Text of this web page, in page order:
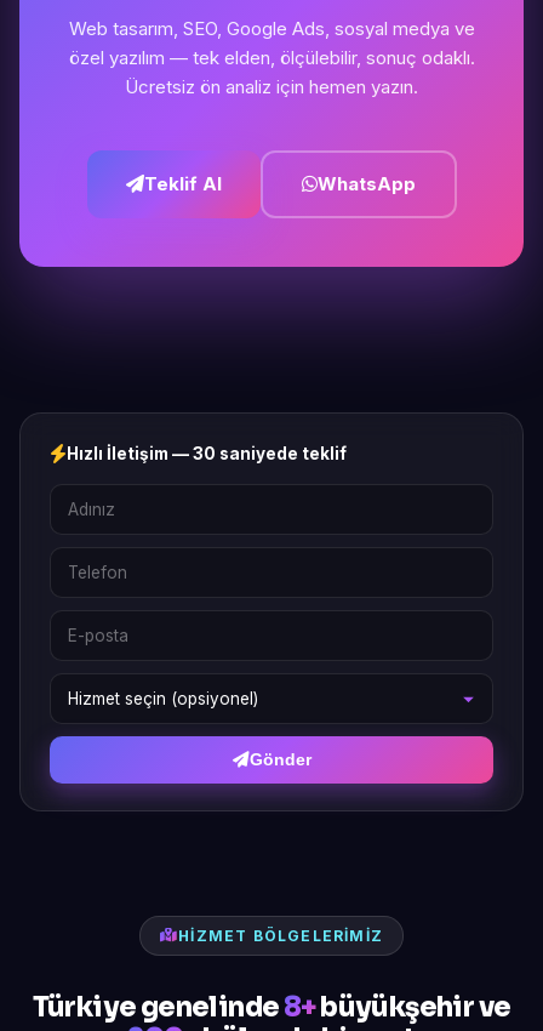
Web tasarım, SEO, Google Ads, sosyal medya ve
özel yazılım — tek elden, ölçülebilir, sonuç odaklı.
Ücretsiz ön analiz için hemen yazın.
Teklif Al WhatsApp
Hızlı İletişim — 30 saniyede teklif
Gönder
HIZMET BÖLGELERIMIZ
Türkiye genelinde8+büyükşehir ve